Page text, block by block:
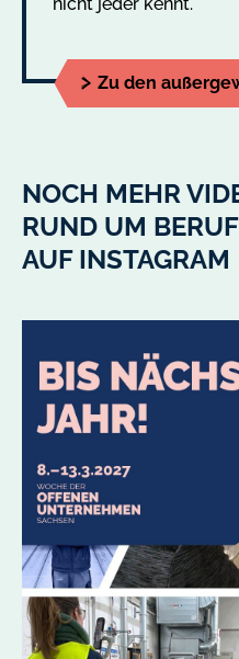
Zu den
NOCH MEHR
RUND UM
AUF INSTAGRAM